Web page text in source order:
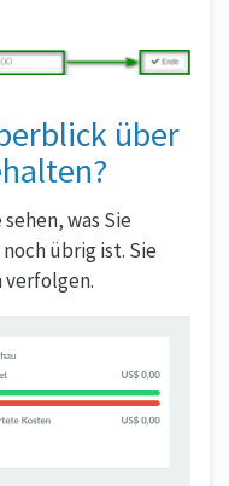
über
was Sie
übrig ist. Sie
verfolgen.